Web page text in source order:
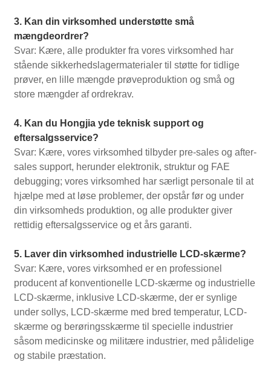
3. Kan din virksomhed understøtte små
mængdeordrer?
Svar: Kære, alle produkter fra vores virksomhed har
stående sikkerhedslagermaterialer til støtte for tidlige
prøver, en lille mængde prøveproduktion og små og
store mængder af ordrekrav.
4. Kan du Hongjia yde teknisk support og
eftersalgsservice?
Svar: Kære, vores virksomhed tilbyder pre-sales og after-
sales support, herunder elektronik, struktur og FAE
debugging; vores virksomhed har særligt personale til at
hjælpe med at løse problemer, der opstår før og under
din virksomheds produktion, og alle produkter giver
rettidig eftersalgsservice og et års garanti.
5. Laver din virksomhed industrielle LCD-skærme?
Svar: Kære, vores virksomhed er en professionel
producent af konventionelle LCD-skærme og industrielle
LCD-skærme, inklusive LCD-skærme, der er synlige
under sollys, LCD-skærme med bred temperatur, LCD-
skærme og berøringsskærme til specielle industrier
såsom medicinske og militære industrier, med pålidelige
og stabile præstation.